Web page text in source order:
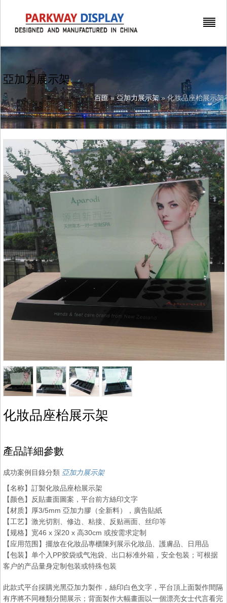
亞加力展示架
百匯»亞加力展示架» 化妝品座枱展示架
化妝品座枱展示架
產品詳細參數
成功案例目錄分類 亞加力展示架
【名称】訂製化妝品座枱展示架
【颜色】反貼畫面圖案，平台前方絲印文字
【材质】厚3/5mm 亞加力膠（全新料），廣告貼紙
【工艺】激光切割、修边、粘接、反贴画面、丝印等
【规格】宽46 x 深20 x 高30cm 或按需求定制
【应用范围】擺放在化妝品專櫃陳列展示化妝品、護膚品、日用品
【包装】单个入PP胶袋或气泡袋、出口标准外箱，安全包装；可根据
客户的产品量身定制包装或特殊包装
此款式平台採購光黑亞加力製作，絲印白色文字，平台頂上面製作間隔
有序將不同種類分開展示；背面製作大幅畫面以一個漂亮女士代言看完